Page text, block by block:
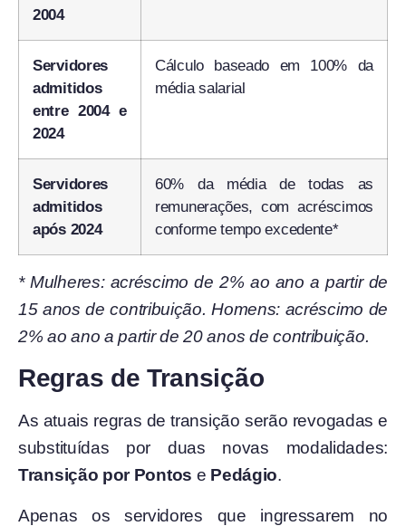
2004
Servidores
admitidos
entre 2004 e
2024
Cálculo baseado em 100% da
média salarial
Servidores
admitidos
após 2024
60% da média de todas as
remunerações, com acréscimos
conforme tempo excedente*
* Mulheres: acréscimo de 2% ao ano a partir de
15 anos de contribuição. Homens: acréscimo de
2% ao ano a partir de 20 anos de contribuição.
Regras de Transição
As atuais regras de transição serão revogadas e
substituídas por duas novas modalidades:
Transição por Pontos e Pedágio.
Apenas os servidores que ingressarem no